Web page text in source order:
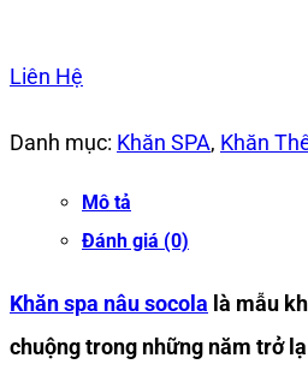
Liên Hệ
Danh mục: Khăn SPA, Khăn
Mô tả
Đánh giá (0)
Khăn spa nâu socola là mẫu
chuộng trong những năm trở